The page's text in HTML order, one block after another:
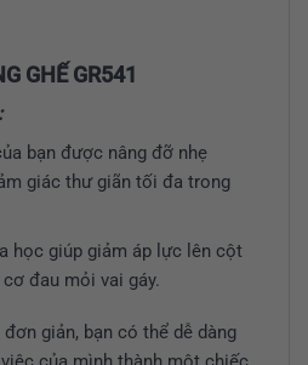
GHẾ GR541
bạn được nâng đỡ nhẹ
giác thư giãn tối đa trong
học giúp giảm áp lực lên cột
đau mỏi vai gáy.
giản, bạn có thể dễ dàng